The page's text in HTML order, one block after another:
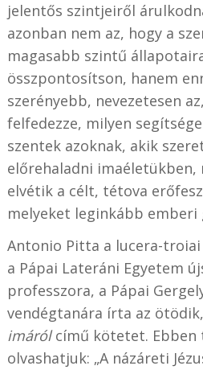
jelentős szintjeiről
azonban nem az, hogy a
magasabb szintű
összpontosítson, hanem
szerényebb, nevezetesen
felfedezze, milyen
szentek azoknak, akik
előrehaladni imaéletükben,
elvétik a célt, tétova
melyeket leginkább emberi
Antonio Pitta a lucera-troiai
a Pápai Lateráni Egyetem
professzora, a Pápai
vendégtanára írta az ötödik,
imárólcímű kötetet.
olvashatjuk: „A názáreti